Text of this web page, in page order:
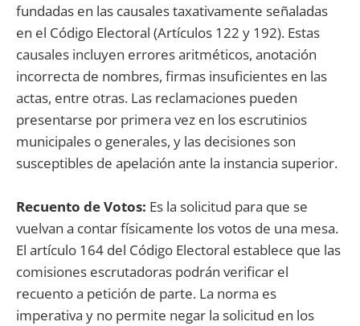
fundadas en las causales taxativamente señaladas
en el Código Electoral (Artículos 122 y 192). Estas
causales incluyen errores aritméticos, anotación
incorrecta de nombres, firmas insuficientes en las
actas, entre otras. Las reclamaciones pueden
presentarse por primera vez en los escrutinios
municipales o generales, y las decisiones son
susceptibles de apelación ante la instancia superior.
Recuento de Votos: Es la solicitud para que se
vuelvan a contar físicamente los votos de una mesa.
El artículo 164 del Código Electoral establece que las
comisiones escrutadoras podrán verificar el
recuento a petición de parte. La norma es
imperativa y no permite negar la solicitud en los